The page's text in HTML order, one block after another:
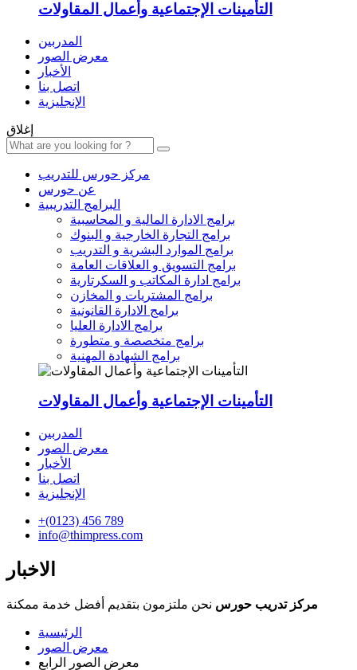
التأمينات الإجتماعية وأعمال المقاولات
المدربين
معرض الصور
الأخبار
اتصل بنا
الإنجليزية
إغلاق
مركز حورس للتدريب
عن حورس
البرامج التدريبية
برامج الادارة المالية و المحاسبية
برامج التجارة الخارجية و البنوك
برامج الموارد البشرية و التدريب
برامج التسويق و العلاقات العامة
برامج ادارة المكاتب و السكرتارية
برامج المشتريات و المخازن
برامج الادارة القانونية
برامج الادارة العليا
برامج متخصصة و متطورة
برامج الشهادة المهنية
التأمينات الإجتماعية وأعمال المقاولات
المدربين
معرض الصور
الأخبار
اتصل بنا
الإنجليزية
+(0123) 456 789
info@thimpress.com
الاخبار
مركز تدريب حورس نحن ملتزمون بتقديم أفضل خدمة ممكنة
الرئيسية
معرض الصور
معرض الصور الرابع